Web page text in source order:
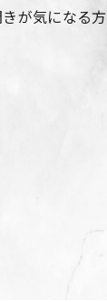
が気になる